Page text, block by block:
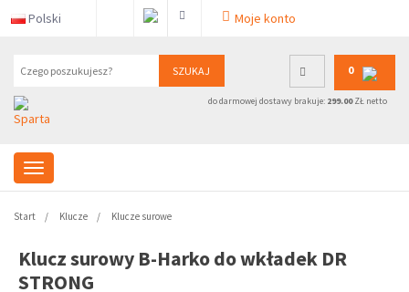
Polski Moje konto
SZUKAJ 0
do darmowej dostawy brakuje: 299.00ZŁ netto
Start Klucze Klucze surowe
Klucz surowy B-Harko do wkładek DR
STRONG